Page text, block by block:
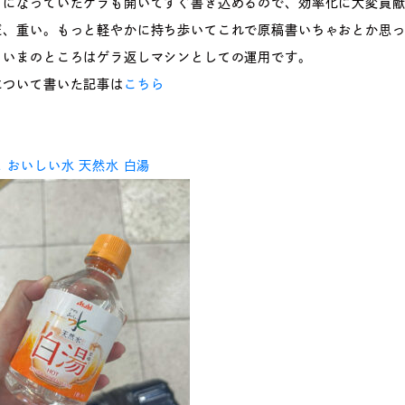
になっていたゲラも開いてすぐ書き込めるので、効率化に大変貢
、重い。もっと軽やかに持ち歩いてこれで原稿書いちゃおとか思
まのところはゲラ返しマシンとしての運用です。
いて書いた記事は こちら
おいしい水 天然水 白湯